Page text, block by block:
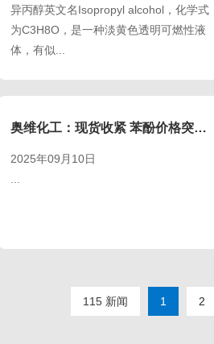
异丙醇英文名Isopropyl alcohol，化学式
为C3H8O，是一种淡黄色透明可燃性液
体，有似...
奥维化工：现货收紧 苯酚价格突破七千元大关
2025年09月10日
115 新闻 1 2